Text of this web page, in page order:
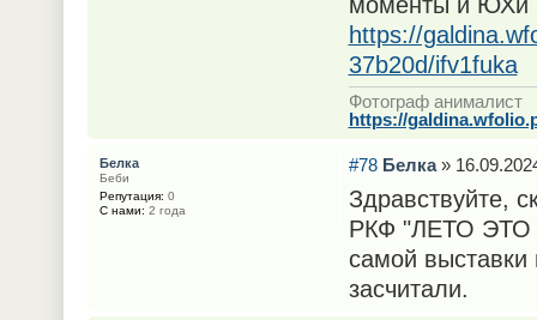
https://
37b20d/ifv1fuka
Фотограф анималист
https://
#78 Белка»
Здравствуйте,
РКФ "ЛЕТО ЭТО
самой выставки
засчитали.
Белка
Беби
Репутация: 0
С нами: 2 года